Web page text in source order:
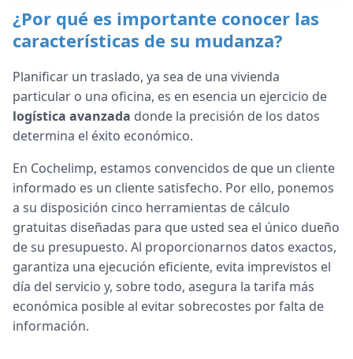
¿Por qué es importante conocer las
características de su mudanza?
Planificar un traslado, ya sea de una vivienda
particular o una oficina, es en esencia un ejercicio de
logística avanzada donde la precisión de los datos
determina el éxito económico.
En Cochelimp, estamos convencidos de que un cliente
informado es un cliente satisfecho. Por ello, ponemos
a su disposición cinco herramientas de cálculo
gratuitas diseñadas para que usted sea el único dueño
de su presupuesto. Al proporcionarnos datos exactos,
garantiza una ejecución eficiente, evita imprevistos el
día del servicio y, sobre todo, asegura la tarifa más
económica posible al evitar sobrecostes por falta de
información.